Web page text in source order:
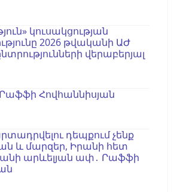
կուսակցության
2026 թվականի ԱԺ
վերաբերյալ
Հովհաննիսյան
դեպքում չենք
և մարզեր, Իրանի հետ
արևելյան ափ․ Րաֆֆի